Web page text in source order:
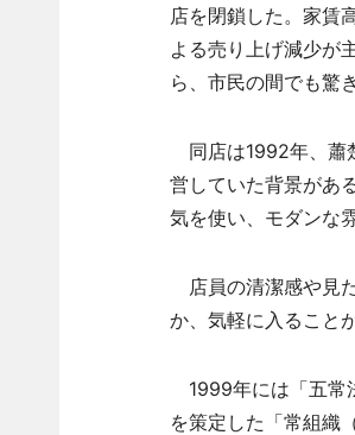
店を閉鎖した。家賃
よる売り上げ減少が
ら、市民の間でも驚
同店は1992年、蕭
営していた背景があ
気を使い、モダンな
店員の清潔感や見
か、気軽に入ること
1999年には「五常
を策定した「常組織